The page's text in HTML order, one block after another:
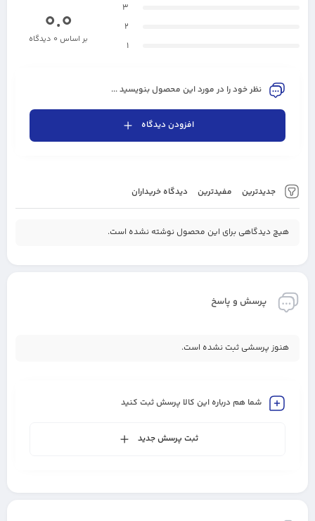
جدیدترین مفیدترین دیدگاه خریداران
هیچ دیدگاهی برای این محصول نوشته نشده است.
3
2
1
0.0
بر اساس 0 دیدگاه
نظر خود را در مورد این محصول بنویسید ...
افزودن دیدگاه
پرسش و پاسخ
هنوز پرسشی ثبت نشده است.
شما هم درباره این کالا پرسش ثبت کنید
ثبت پرسش جدید